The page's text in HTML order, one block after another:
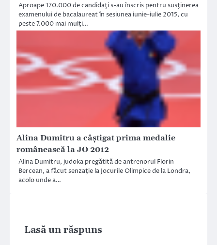
Aproape 170.000 de candidaţi s-au înscris pentru susţinerea
examenului de bacalaureat în sesiunea iunie-iulie 2015, cu
peste 7.000 mai mulţi…
Alina Dumitru a câştigat prima medalie
românească la JO 2012
Alina Dumitru, judoka pregătită de antrenorul Florin
Bercean, a făcut senzaţie la Jocurile Olimpice de la Londra,
acolo unde a…
Lasă un răspuns